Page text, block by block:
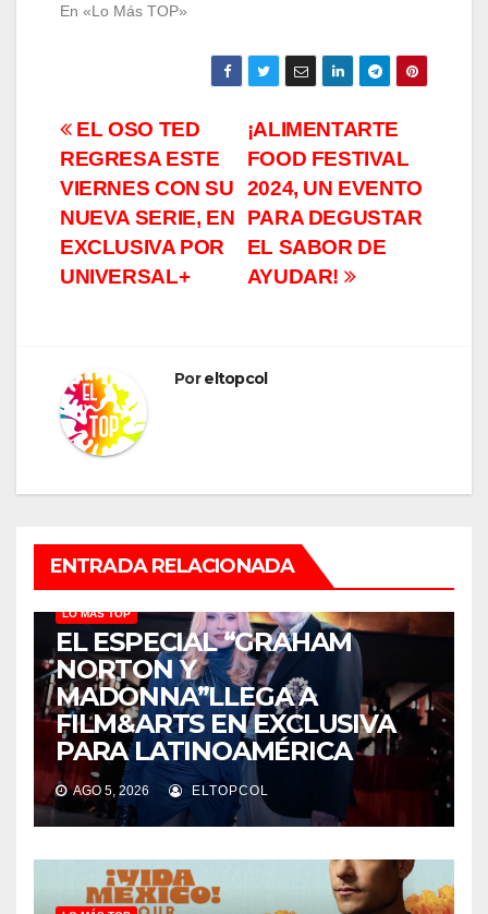
En «Lo Más TOP»
Navegación
de
entradas
¡ALIMENTARTE
FOOD FESTIVAL
2024, UN EVENTO
PARA DEGUSTAR
EL SABOR DE
AYUDAR!
EL OSO TED
REGRESA ESTE
VIERNES CON SU
NUEVA SERIE, EN
EXCLUSIVA POR
UNIVERSAL+
Poreltopcol
ENTRADA RELACIONADA
LO MÁS TOP
EL ESPECIAL “GRAHAM
NORTON Y
MADONNA”LLEGA A
FILM&ARTS EN EXCLUSIVA
PARA LATINOAMÉRICA
AGO 5, 2026 ELTOPCOL